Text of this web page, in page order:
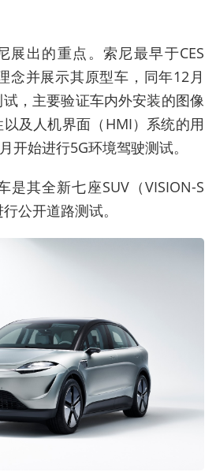
展出的重点。索尼最早于CES
念并展示其原型车，同年12月
，主要验证车内外安装的图像
及人机界面（HMI）系统的用
开始进行5G环境驾驶测试。
是其全新七座SUV（VISION-S
公开道路测试。